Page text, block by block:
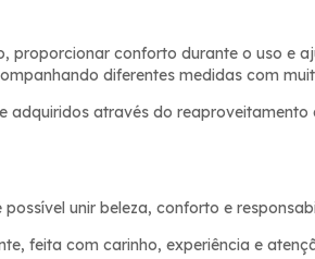
conforto durante o uso e
diferentes medidas com
através do reaproveitamento
unir beleza, conforto e
feita com carinho, experiência e